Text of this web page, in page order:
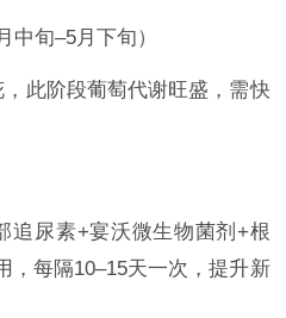
中旬–5月下旬）
，此阶段葡萄代谢旺盛，需快
追‌尿素+宴沃微生物菌剂+根
，每隔10–15天一次，提升新